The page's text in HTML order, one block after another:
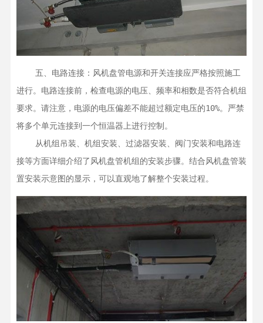
进行。电路连接前，检查电源的电压、频率和相数是否符合机组
要求。请注意，电源的电压偏差不能超过额定电压的10%。严禁
将多个单元连接到一个恒温器上进行控制。
接等方面详细介绍了风机盘管机组的安装步骤。结合风机盘管装
置安装示意图的显示，可以直观地了解整个安装过程。